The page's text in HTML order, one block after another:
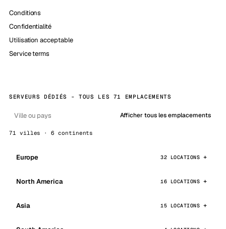
Conditions
Confidentialité
Utilisation acceptable
Service terms
SERVEURS DÉDIÉS - TOUS LES 71 EMPLACEMENTS
Afficher tous les emplacements
71 villes · 6 continents
Europe 32 LOCATIONS
North America 16 LOCATIONS
Asia 15 LOCATIONS